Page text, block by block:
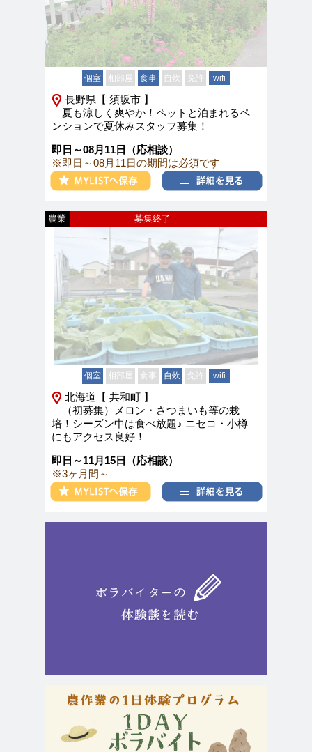
個室 相部屋 食事 自炊 免許 wifi
長野県【 須坂市 】
夏も涼しく爽やか！ペットと泊まれるペ
ンションで夏休みスタッフ募集！
即日～08月11日（応相談）
※即日～08月11日の期間は必須です
募集終了
農業
個室 相部屋 食事 自炊 免許 wifi
北海道【 共和町 】
（初募集）メロン・さつまいも等の栽
培！シーズン中は食べ放題♪ ニセコ・小樽
にもアクセス良好！
即日～11月15日（応相談）
※3ヶ月間～